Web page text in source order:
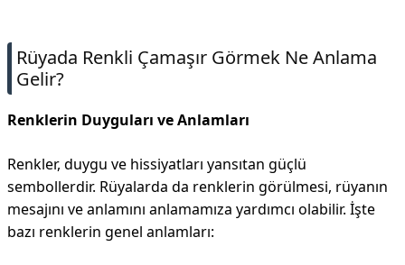
Rüyada Renkli Çamaşır Görmek Ne Anlama
Gelir?
Renklerin Duyguları ve Anlamları
Renkler, duygu ve hissiyatları yansıtan güçlü
sembollerdir. Rüyalarda da renklerin görülmesi, rüyanın
mesajını ve anlamını anlamamıza yardımcı olabilir. İşte
bazı renklerin genel anlamları: